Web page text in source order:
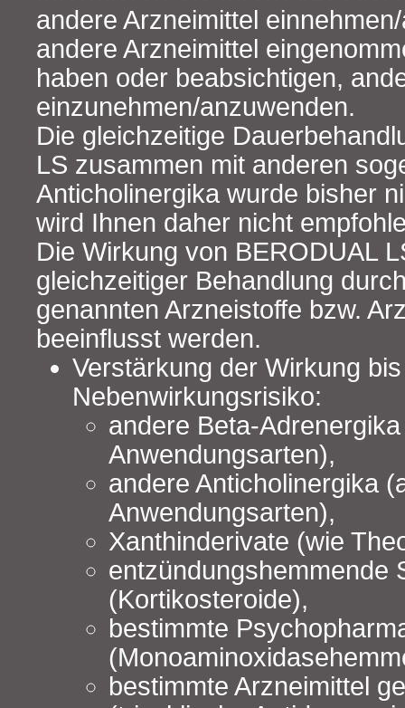
andere Arzneimittel
andere Arzneimittel
haben oder beabsichtigen,
einzunehmen/anzuwenden.
Die gleichzeitige
LS zusammen mit anderen
Anticholinergika wurde bisher
wird Ihnen daher nicht
Die Wirkung von BERODUAL
gleichzeitiger Behandlung
genannten Arzneistoffe bzw.
beeinflusst werden.
Verstärkung der Wirkung
Nebenwirkungsrisiko:
andere
Anwendungsarten),
andere Anticholinergika
Anwendungsarten),
Xanthinderivate (wie
entzündungshemmende
(Kortikosteroide),
bestimmte
bestimmte Arzneimittel